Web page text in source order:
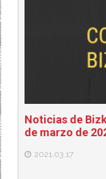
Noticias de
de marzo de
2021.03.17